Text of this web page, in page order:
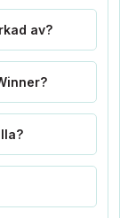
av?